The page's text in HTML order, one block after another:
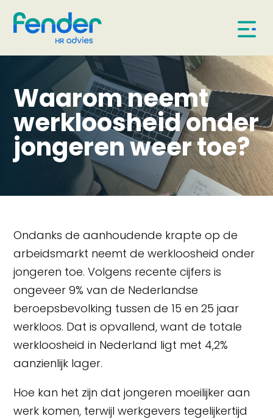
Waarom neemt
werkloosheid onder
jongeren weer toe?
Ondanks de aanhoudende krapte op de
arbeidsmarkt neemt de werkloosheid onder
jongeren toe. Volgens recente cijfers is
ongeveer 9% van de Nederlandse
beroepsbevolking tussen de 15 en 25 jaar
werkloos. Dat is opvallend, want de totale
werkloosheid in Nederland ligt met 4,2%
aanzienlijk lager.
Hoe kan het zijn dat jongeren moeilijker aan
werk komen, terwijl werkgevers tegelijkertijd